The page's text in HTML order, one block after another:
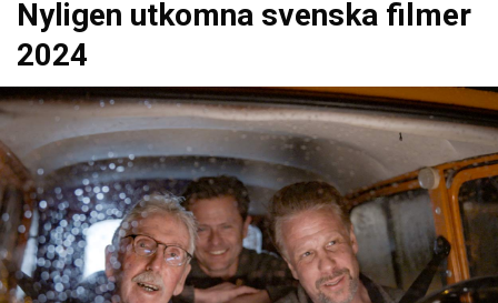
Nyligen utkomna svenska filmer
2024